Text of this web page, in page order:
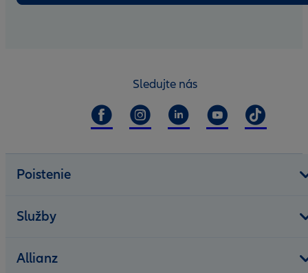
Sledujte nás
Poistenie
Služby
Allianz